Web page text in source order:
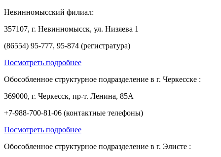
Невинномысский филиал:
357107, г. Невинномысск, ул. Низяева 1
(86554) 95-777, 95-874 (регистратура)
Посмотреть подробнее
Обособленное структурное подразделение в г. Черкесске :
369000, г. Черкесск, пр-т. Ленина, 85А
+7-988-700-81-06 (контактные телефоны)
Посмотреть подробнее
Обособленное структурное подразделение в г. Элисте :